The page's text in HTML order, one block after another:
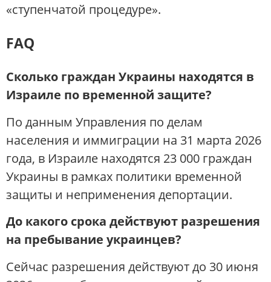
«ступенчатой процедуре».
FAQ
Сколько граждан Украины находятся в
Израиле по временной защите?
По данным Управления по делам
населения и иммиграции на 31 марта 2026
года, в Израиле находятся 23 000 граждан
Украины в рамках политики временной
защиты и неприменения депортации.
До какого срока действуют разрешения
на пребывание украинцев?
Сейчас разрешения действуют до 30 июня